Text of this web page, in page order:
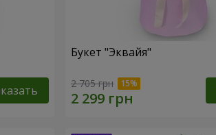
Букет "Эквайя"
2 705 грн